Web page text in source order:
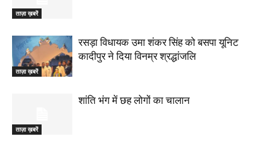
ताज़ा ख़बरें
ताज़ा ख़बरें
रसड़ा विधायक उमा शंकर सिंह को बसपा यूनिट
कादीपुर ने दिया विनम्र श्रद्धांजलि
ताज़ा ख़बरें
शांति भंग में छह लोगों का चालान